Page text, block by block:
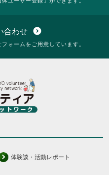
合わせ expand_circle_down
ォームをご用意しています。
体験談・活動レポート